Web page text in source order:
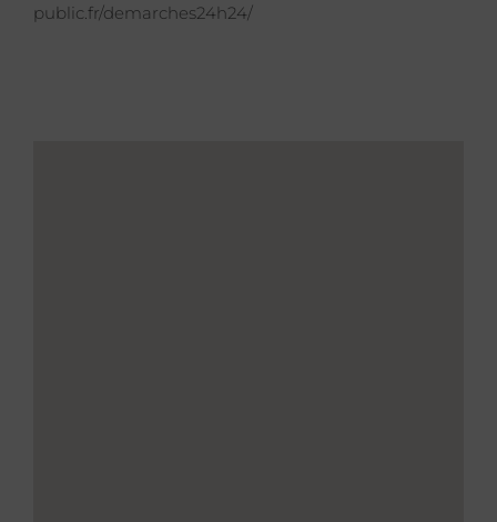
public.fr/demarches24h24/